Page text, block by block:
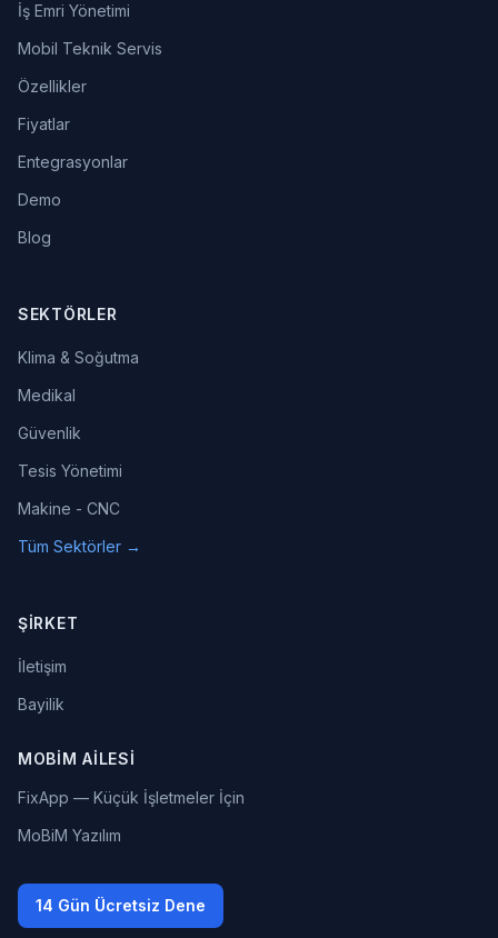
İş Emri Yönetimi
Mobil Teknik Servis
Özellikler
Fiyatlar
Entegrasyonlar
Demo
Blog
SEKTÖRLER
Klima & Soğutma
Medikal
Güvenlik
Tesis Yönetimi
Makine - CNC
Tüm Sektörler →
ŞIRKET
İletişim
Bayilik
MOBIM AILESI
FixApp — Küçük İşletmeler İçin
MoBiM Yazılım
14 Gün Ücretsiz Dene